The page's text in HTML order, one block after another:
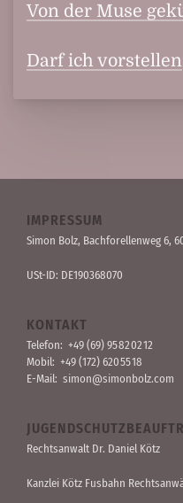
Von der Muse
Darf ich vorstellen
IMPRESSUM
Simon Bolz, Bachforellen­weg 6,
USt-ID: DE190368070
KONTAKT
Telefon: +49 (69) 95 82 02 12
Mobil: +49 (172) 620 55 18
E-Mail: simon@simonbolz.com
Rechts­anwalt Dr. Daniel Kötz
Kanzlei Kötz Fusbahn